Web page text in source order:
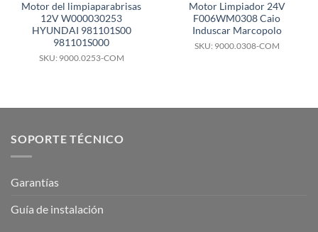
Motor del limpiaparabrisas
12V W000030253
HYUNDAI 981101S00
981101S000
SKU: 9000.0253-COM
Motor Limpiador 24V
F006WM0308 Caio
Induscar Marcopolo
SKU: 9000.0308-COM
SOPORTE TÉCNICO
Garantías
Guía de instalación